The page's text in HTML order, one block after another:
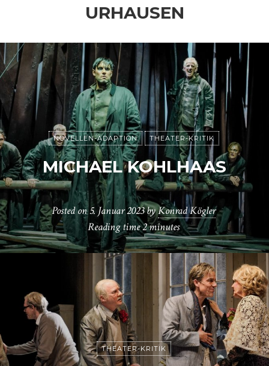
URHAUSEN
NOVELLEN-ADAPTION THEATER-KRITIK
MICHAEL KOHLHAAS
Posted on5. Januar 2023byKonrad Kögler
Reading time2 minutes
THEATER-KRITIK